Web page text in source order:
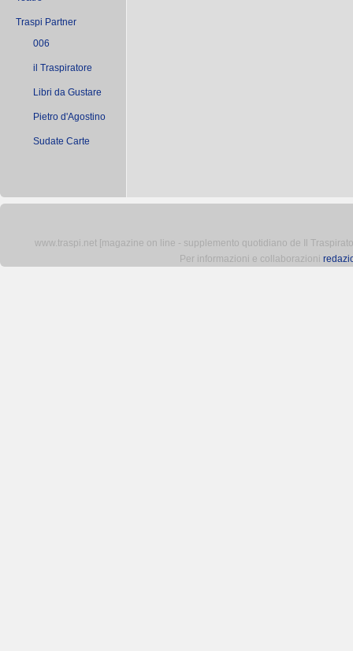
Traspi Partner
006
il Traspiratore
Libri da Gustare
Pietro d'Agostino
Sudate Carte
www.traspi.net [magazine on line - supplemento quotidiano de Il
Per informazioni e collaborazioni